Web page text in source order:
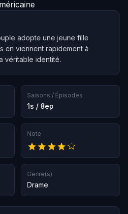
adopte une jeune fille
en viennent rapidement à
véritable identité.
Saisons / Épisodes
1s / 8ep
Note
Genre(s)
Drame